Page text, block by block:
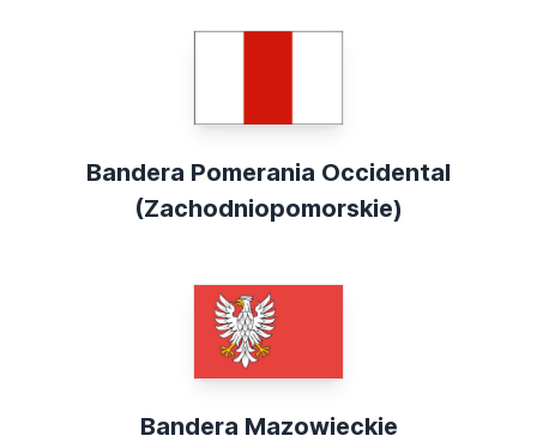
Bandera Pomerania Occidental
(Zachodniopomorskie)
Bandera Mazowieckie